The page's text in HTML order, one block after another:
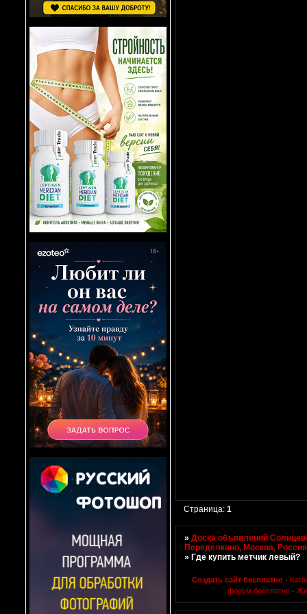
Страница:1
»Доска объявлений
Переделкино, Москва, Россия
»Где купить метчик левый?
Создать сайт бесплатно ·
форум бесплатно ·